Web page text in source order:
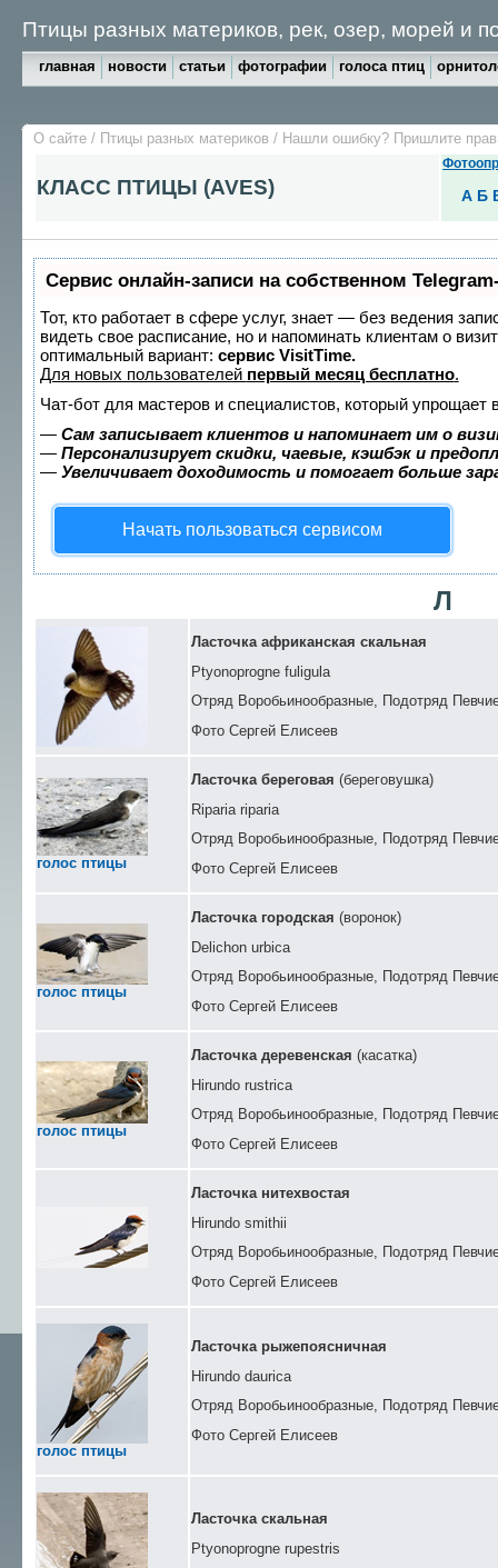
Птицы разных материков, рек, озер, морей и
главная новости статьи фотографии голоса птиц
О сайте / Птицы разных материков / Нашли ошибку? Пришлите
КЛАСС ПТИЦЫ (AVES) А Б
Сервис онлайн-записи на собственном
Тот, кто работает в сфере услуг, знает — без ведения
видеть свое расписание, но и напоминать клиентам о
оптимальный вариант: сервис VisitTime.
Для новых пользователей первый месяц бесплатно.
Чат-бот для мастеров и специалистов, который упрощает
— Сам записывает клиентов и напоминает им о
— Персонализирует скидки, чаевые, кэшбэк и
— Увеличивает доходимость и помогает больше
Начать пользоваться сервисом
Л
Ласточка африканская скальная
Ptyonoprogne fuligula
Отряд Воробьинообразные, Подотряд
Фото Сергей Елисеев
голос птицы
Ласточка береговая (береговушка)
Riparia riparia
Отряд Воробьинообразные, Подотряд
Фото Сергей Елисеев
голос птицы
Ласточка городская (воронок)
Delichon urbica
Отряд Воробьинообразные, Подотряд
Фото Сергей Елисеев
голос птицы
Ласточка деревенская (касатка)
Hirundo rustrica
Отряд Воробьинообразные, Подотряд
Фото Сергей Елисеев
Ласточка нитехвостая
Hirundo smithii
Отряд Воробьинообразные, Подотряд
Фото Сергей Елисеев
голос птицы
Ласточка рыжепоясничная
Hirundo daurica
Отряд Воробьинообразные, Подотряд
Фото Сергей Елисеев
Ласточка скальная
Ptyonoprogne rupestris